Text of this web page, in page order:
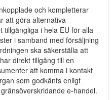
och kompletterar
att göra alternativa
tillgängliga i hela EU för alla
i samband med försäljning
ska säkerställa att
direkt tillgång till en
att komma i kontakt
som godkänts enligt
e-handel.